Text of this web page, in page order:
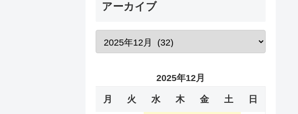
アーカイブ
2025年12月
月 火 水 木 金 土 日